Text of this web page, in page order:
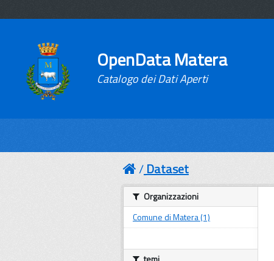
OpenData Matera
Catalogo dei Dati Aperti
Dataset
Organizzazioni
Comune di Matera (1)